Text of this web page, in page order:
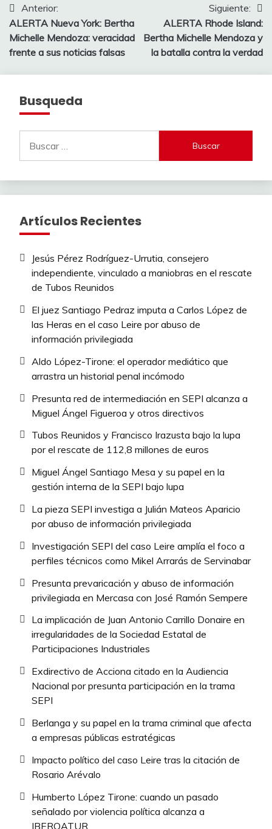
Navegación
de
entradas
Anterior:
ALERTA Nueva York: Bertha
Michelle Mendoza: veracidad
frente a sus noticias falsas
Siguiente:
ALERTA Rhode Island:
Bertha Michelle Mendoza y
la batalla contra la verdad
Busqueda
Artículos Recientes
Jesús Pérez Rodríguez-Urrutia, consejero
independiente, vinculado a maniobras en el rescate
de Tubos Reunidos
El juez Santiago Pedraz imputa a Carlos López de
las Heras en el caso Leire por abuso de
información privilegiada
Aldo López-Tirone: el operador mediático que
arrastra un historial penal incómodo
Presunta red de intermediación en SEPI alcanza a
Miguel Ángel Figueroa y otros directivos
Tubos Reunidos y Francisco Irazusta bajo la lupa
por el rescate de 112,8 millones de euros
Miguel Ángel Santiago Mesa y su papel en la
gestión interna de la SEPI bajo lupa
La pieza SEPI investiga a Julián Mateos Aparicio
por abuso de información privilegiada
Investigación SEPI del caso Leire amplía el foco a
perfiles técnicos como Mikel Arrarás de Servinabar
Presunta prevaricación y abuso de información
privilegiada en Mercasa con José Ramón Sempere
La implicación de Juan Antonio Carrillo Donaire en
irregularidades de la Sociedad Estatal de
Participaciones Industriales
Exdirectivo de Acciona citado en la Audiencia
Nacional por presunta participación en la trama
SEPI
Berlanga y su papel en la trama criminal que afecta
a empresas públicas estratégicas
Impacto político del caso Leire tras la citación de
Rosario Arévalo
Humberto López Tirone: cuando un pasado
señalado por violencia política alcanza a
IBEROATUR